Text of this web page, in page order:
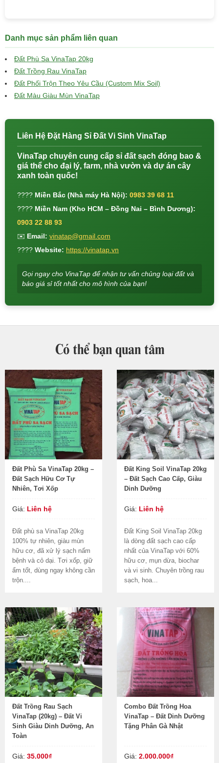
Danh mục sản phẩm liên quan
Đất Phù Sa VinaTap 20kg
Đất Trồng Rau VinaTap
Đất Phối Trộn Theo Yêu Cầu (Custom Mix Soil)
Đất Màu Giàu Mùn VinaTap
Liên Hệ Đặt Hàng Sỉ Đất Vi Sinh VinaTap
VinaTap chuyên cung cấp sỉ đất sạch đóng bao &
giá thể cho đại lý, farm, nhà vườn và dự án cây
xanh toàn quốc!
???? Miền Bắc (Nhà máy Hà Nội): 0983 39 68 11
???? Miền Nam (Kho HCM – Đồng Nai – Bình Dương):
0903 22 88 93
✉️ Email: vinatap@gmail.com
???? Website: https://vinatap.vn
Gọi ngay cho VinaTap để nhận tư vấn chủng loại đất và
báo giá sỉ tốt nhất cho mô hình của bạn!
Có thể bạn quan tâm
Đất Phù Sa VinaTap 20kg –
Đất Sạch Hữu Cơ Tự
Nhiên, Tơi Xốp
Giá: Liên hệ
Đất phù sa VinaTap 20kg
100% tự nhiên, giàu mùn
hữu cơ, đã xử lý sạch nấm
bệnh và cỏ dại. Tơi xốp, giữ
ẩm tốt, dùng ngay không cần
trộn....
Đất King Soil VinaTap 20kg
– Đất Sạch Cao Cấp, Giàu
Dinh Dưỡng
Giá: Liên hệ
Đất King Soil VinaTap 20kg
là dòng đất sạch cao cấp
nhất của VinaTap với 60%
hữu cơ, mụn dừa, biochar
và vi sinh. Chuyên trồng rau
sạch, hoa...
Đất Trồng Rau Sạch
VinaTap (20kg) – Đất Vi
Sinh Giàu Dinh Dưỡng, An
Toàn
Giá: 35.000₫
Combo Đất Trồng Hoa
VinaTap – Đất Dinh Dưỡng
Tặng Phân Gà Nhật
Giá: 2.000.000₫